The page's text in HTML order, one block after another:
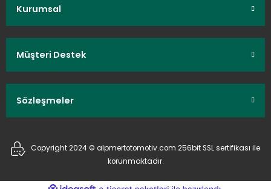
Kurumsal
Müşteri Destek
Sözleşmeler
Copyright 2024 © alpmertotomotiv.com 256bit SSL sertifikası ile
korunmaktadır.